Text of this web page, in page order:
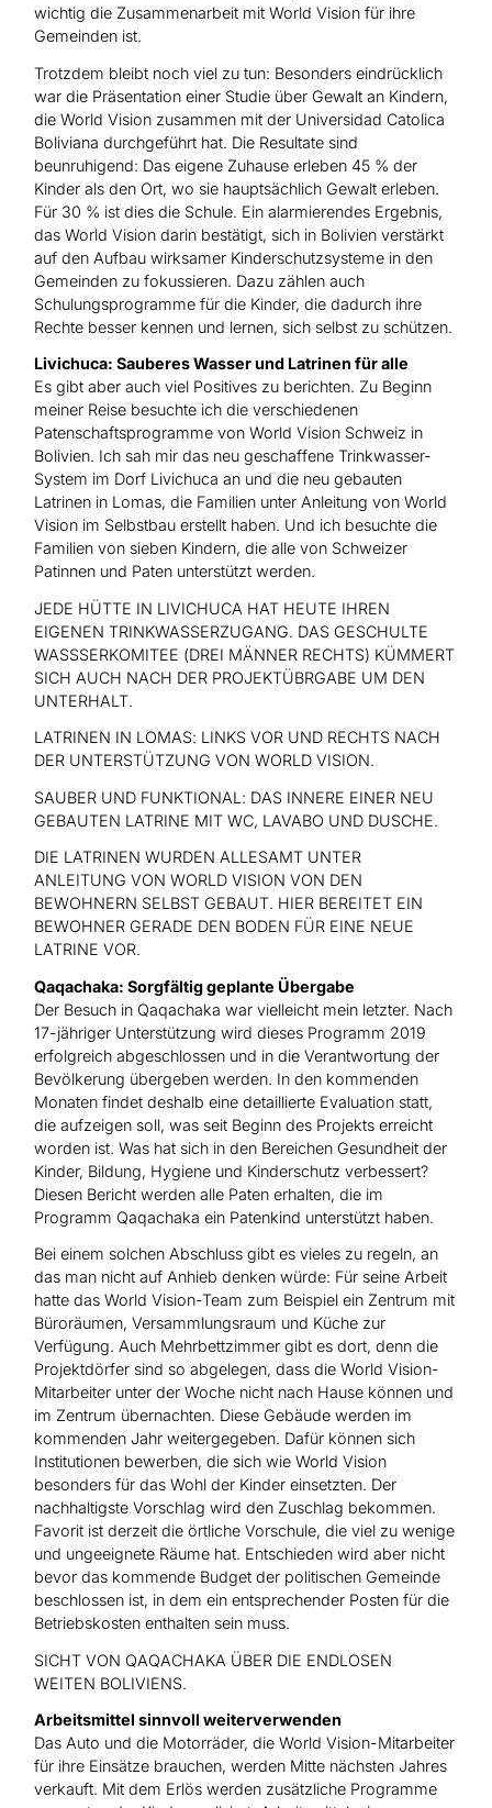
wichtig die Zusammenarbeit mit World Vision für ihre
Gemeinden ist.
Trotzdem bleibt noch viel zu tun: Besonders eindrücklich
war die Präsentation einer Studie über Gewalt an Kindern,
die World Vision zusammen mit der Universidad Catolica
Boliviana durchgeführt hat. Die Resultate sind
beunruhigend: Das eigene Zuhause erleben 45 % der
Kinder als den Ort, wo sie hauptsächlich Gewalt erleben.
Für 30 % ist dies die Schule. Ein alarmierendes Ergebnis,
das World Vision darin bestätigt, sich in Bolivien verstärkt
auf den Aufbau wirksamer Kinderschutzsysteme in den
Gemeinden zu fokussieren. Dazu zählen auch
Schulungsprogramme für die Kinder, die dadurch ihre
Rechte besser kennen und lernen, sich selbst zu schützen.
Livichuca: Sauberes Wasser und Latrinen für alle
Es gibt aber auch viel Positives zu berichten. Zu Beginn
meiner Reise besuchte ich die verschiedenen
Patenschaftsprogramme von World Vision Schweiz in
Bolivien. Ich sah mir das neu geschaffene Trinkwasser-
System im Dorf Livichuca an und die neu gebauten
Latrinen in Lomas, die Familien unter Anleitung von World
Vision im Selbstbau erstellt haben. Und ich besuchte die
Familien von sieben Kindern, die alle von Schweizer
Patinnen und Paten unterstützt werden.
JEDE HÜTTE IN LIVICHUCA HAT HEUTE IHREN
EIGENEN TRINKWASSERZUGANG. DAS GESCHULTE
WASSSERKOMITEE (DREI MÄNNER RECHTS) KÜMMERT
SICH AUCH NACH DER PROJEKTÜBRGABE UM DEN
UNTERHALT.
LATRINEN IN LOMAS: LINKS VOR UND RECHTS NACH
DER UNTERSTÜTZUNG VON WORLD VISION.
SAUBER UND FUNKTIONAL: DAS INNERE EINER NEU
GEBAUTEN LATRINE MIT WC, LAVABO UND DUSCHE.
DIE LATRINEN WURDEN ALLESAMT UNTER
ANLEITUNG VON WORLD VISION VON DEN
BEWOHNERN SELBST GEBAUT. HIER BEREITET EIN
BEWOHNER GERADE DEN BODEN FÜR EINE NEUE
LATRINE VOR.
Qaqachaka: Sorgfältig geplante Übergabe
Der Besuch in Qaqachaka war vielleicht mein letzter. Nach
17-jähriger Unterstützung wird dieses Programm 2019
erfolgreich abgeschlossen und in die Verantwortung der
Bevölkerung übergeben werden. In den kommenden
Monaten findet deshalb eine detaillierte Evaluation statt,
die aufzeigen soll, was seit Beginn des Projekts erreicht
worden ist. Was hat sich in den Bereichen Gesundheit der
Kinder, Bildung, Hygiene und Kinderschutz verbessert?
Diesen Bericht werden alle Paten erhalten, die im
Programm Qaqachaka ein Patenkind unterstützt haben.
Bei einem solchen Abschluss gibt es vieles zu regeln, an
das man nicht auf Anhieb denken würde: Für seine Arbeit
hatte das World Vision-Team zum Beispiel ein Zentrum mit
Büroräumen, Versammlungsraum und Küche zur
Verfügung. Auch Mehrbettzimmer gibt es dort, denn die
Projektdörfer sind so abgelegen, dass die World Vision-
Mitarbeiter unter der Woche nicht nach Hause können und
im Zentrum übernachten. Diese Gebäude werden im
kommenden Jahr weitergegeben. Dafür können sich
Institutionen bewerben, die sich wie World Vision
besonders für das Wohl der Kinder einsetzten. Der
nachhaltigste Vorschlag wird den Zuschlag bekommen.
Favorit ist derzeit die örtliche Vorschule, die viel zu wenige
und ungeeignete Räume hat. Entschieden wird aber nicht
bevor das kommende Budget der politischen Gemeinde
beschlossen ist, in dem ein entsprechender Posten für die
Betriebskosten enthalten sein muss.
SICHT VON QAQACHAKA ÜBER DIE ENDLOSEN
WEITEN BOLIVIENS.
Arbeitsmittel sinnvoll weiterverwenden
Das Auto und die Motorräder, die World Vision-Mitarbeiter
für ihre Einsätze brauchen, werden Mitte nächsten Jahres
verkauft. Mit dem Erlös werden zusätzliche Programme